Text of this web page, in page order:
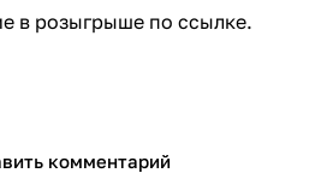
в розыгрыше по ссылке.
комментарий
25
вопросы?